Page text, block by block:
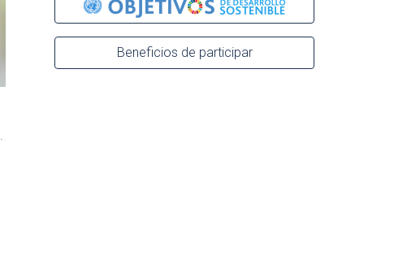
Beneficios de participar